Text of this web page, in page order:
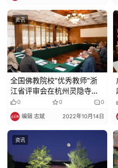
资讯
全国佛教院校“优秀教师”浙
江省评审会在杭州灵隐寺召
开0 0 0
编辑 志斌 2022年10月14日
资讯